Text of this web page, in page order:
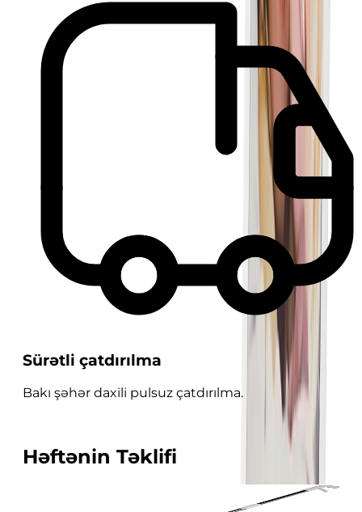
Sürətli çatdırılma
Bakı şəhər daxili pulsuz çatdırılma.
Həftənin Təklifi